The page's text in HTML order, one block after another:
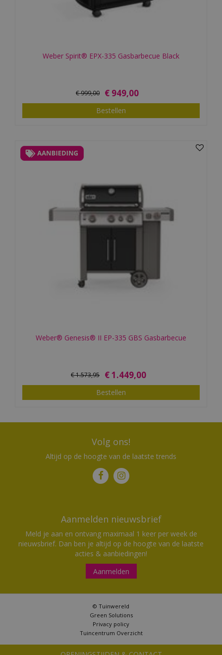
Weber Traveler, Black
Weber Spirit® EPX-335 Gasbarbecue Black
€999,00 € 949,00
Bestellen
Weber® Genesis® II EP-335 GBS Gasbarbecue
€1.573,95 €1.449,00
Bestellen
Volg ons!
Altijd op de hoogte van de laatste trends
Aanmelden nieuwsbrief
Meld je aan en ontvang maximaal 1 keer per week de
nieuwsbrief. Dan ben je altijd op de hoogte van de laatste
acties & aanbiedingen!
Aanmelden
© Tuinwereld
Green Solutions
Privacy policy
Tuincentrum Overzicht